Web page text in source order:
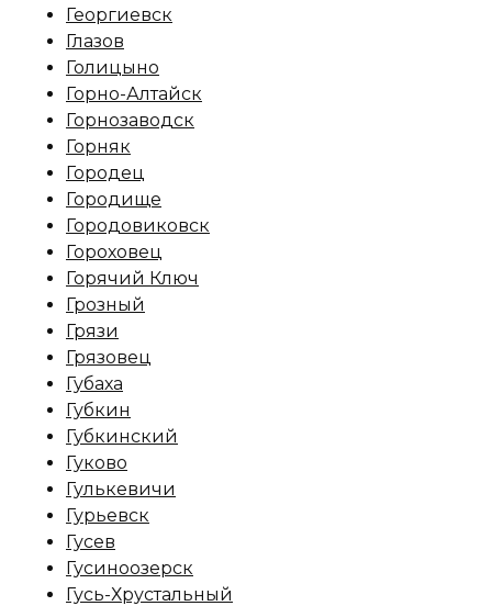
Георгиевск
Глазов
Голицыно
Горно-Алтайск
Горнозаводск
Горняк
Городец
Городище
Городовиковск
Гороховец
Горячий Ключ
Грозный
Грязи
Грязовец
Губаха
Губкин
Губкинский
Гуково
Гулькевичи
Гурьевск
Гусев
Гусиноозерск
Гусь-Хрустальный